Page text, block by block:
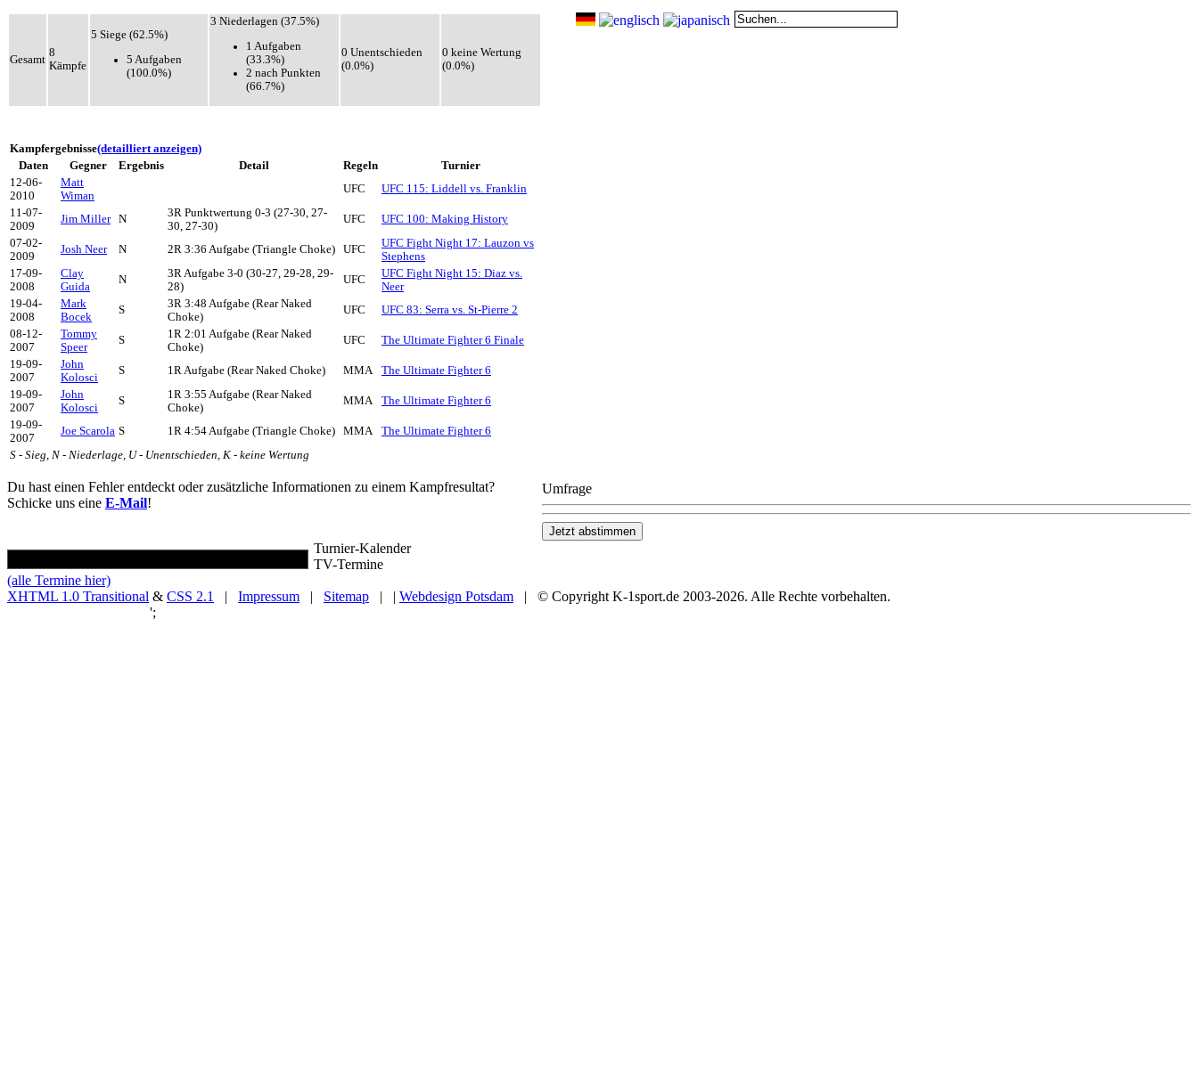
Gesamt
8
Kämpfe
5 Siege (62.5%)
5 Aufgaben
(100.0%)
3 Niederlagen (37.5%)
1 Aufgaben
(33.3%)
2 nach Punkten
(66.7%)
0 Unentschieden
(0.0%)
0 keine Wertung
(0.0%)
Kampfergebnisse(detailliert anzeigen)
Daten
Gegner Ergebnis Detail Regeln
Turnier
12-06-
2010
Matt
Wiman
UFC
UFC 115: Liddell vs. Franklin
11-07-
2009
Jim Miller N
3R Punktwertung 0-3 (27-30, 27-
30, 27-30)
UFC
UFC 100: Making History
07-02-
2009
Josh Neer N 2R 3:36 Aufgabe (Triangle Choke) UFC
UFC Fight Night 17: Lauzon vs
Stephens
17-09-
2008
Clay
Guida
N
3R Aufgabe 3-0 (30-27, 29-28, 29-
28)
UFC
UFC Fight Night 15: Diaz vs.
Neer
19-04-
2008
Mark
Bocek
S
3R 3:48 Aufgabe (Rear Naked
Choke)
UFC
UFC 83: Serra vs. St-Pierre 2
08-12-
2007
Tommy
Speer
S
1R 2:01 Aufgabe (Rear Naked
Choke)
UFC
The Ultimate Fighter 6 Finale
19-09-
2007
John
Kolosci
S 1R Aufgabe (Rear Naked Choke) MMA
The Ultimate Fighter 6
19-09-
2007
John
Kolosci
S
1R 3:55 Aufgabe (Rear Naked
Choke)
MMA
The Ultimate Fighter 6
19-09-
2007
Joe Scarola S 1R 4:54 Aufgabe (Triangle Choke) MMA
The Ultimate Fighter 6
S - Sieg, N - Niederlage, U - Unentschieden, K - keine Wertung
Du hast einen Fehler entdeckt oder zusätzliche Informationen zu einem Kampfresultat?
Schicke uns eine E-Mail!
Umfrage
Turnier-Kalender
TV-Termine
(alle Termine hier)
XHTML 1.0 Transitional & CSS 2.1 | Impressum | Sitemap | | Webdesign Potsdam | © Copyright K-1sport.de 2003-2026. Alle Rechte vorbehalten.
';